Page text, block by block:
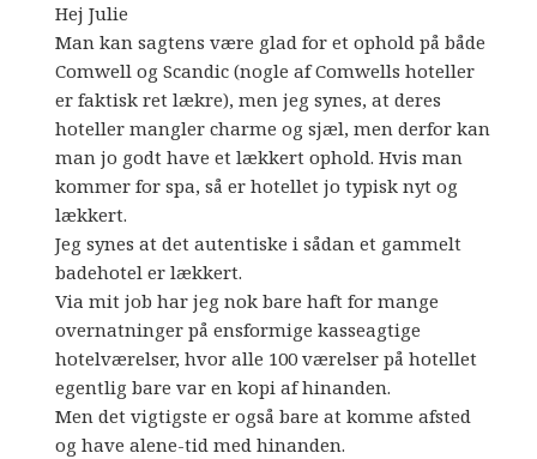
Hej Julie
Man kan sagtens være glad for et ophold på både
Comwell og Scandic (nogle af Comwells hoteller
er faktisk ret lækre), men jeg synes, at deres
hoteller mangler charme og sjæl, men derfor kan
man jo godt have et lækkert ophold. Hvis man
kommer for spa, så er hotellet jo typisk nyt og
lækkert.
Jeg synes at det autentiske i sådan et gammelt
badehotel er lækkert.
Via mit job har jeg nok bare haft for mange
overnatninger på ensformige kasseagtige
hotelværelser, hvor alle 100 værelser på hotellet
egentlig bare var en kopi af hinanden.
Men det vigtigste er også bare at komme afsted
og have alene-tid med hinanden.